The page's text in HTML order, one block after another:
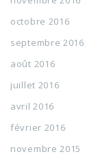
octobre 2016
septembre 2016
août 2016
juillet 2016
avril 2016
février 2016
novembre 2015